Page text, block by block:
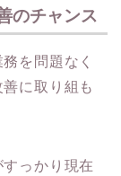
のチャンス
を問題なく
に取り組も
っかり現在